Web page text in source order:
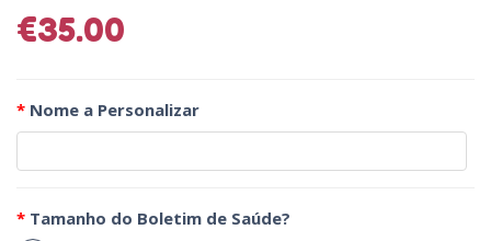
€35.00
* Nome a Personalizar
* Tamanho do Boletim de Saúde?